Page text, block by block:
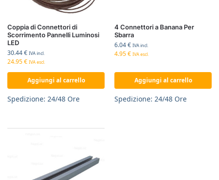
Coppia di Connettori di
Scorrimento Pannelli Luminosi
LED
30.44€ IVA incl.
24.95€ IVA escl.
Aggiungi al carrello
Spedizione: 24/48 Ore
4 Connettori a Banana Per
Sbarra
6.04€ IVA incl.
4.95€ IVA escl.
Aggiungi al carrello
Spedizione: 24/48 Ore